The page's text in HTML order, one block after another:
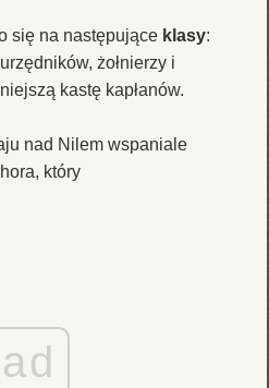
się na następujące klasy:
żołnierzy i
kastę kapłanów.
nad Nilem wspaniale
który
ad